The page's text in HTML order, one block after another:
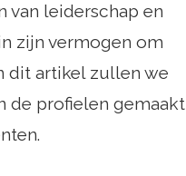
van leiderschap en
zijn vermogen om
dit artikel zullen we
de profielen gemaakt